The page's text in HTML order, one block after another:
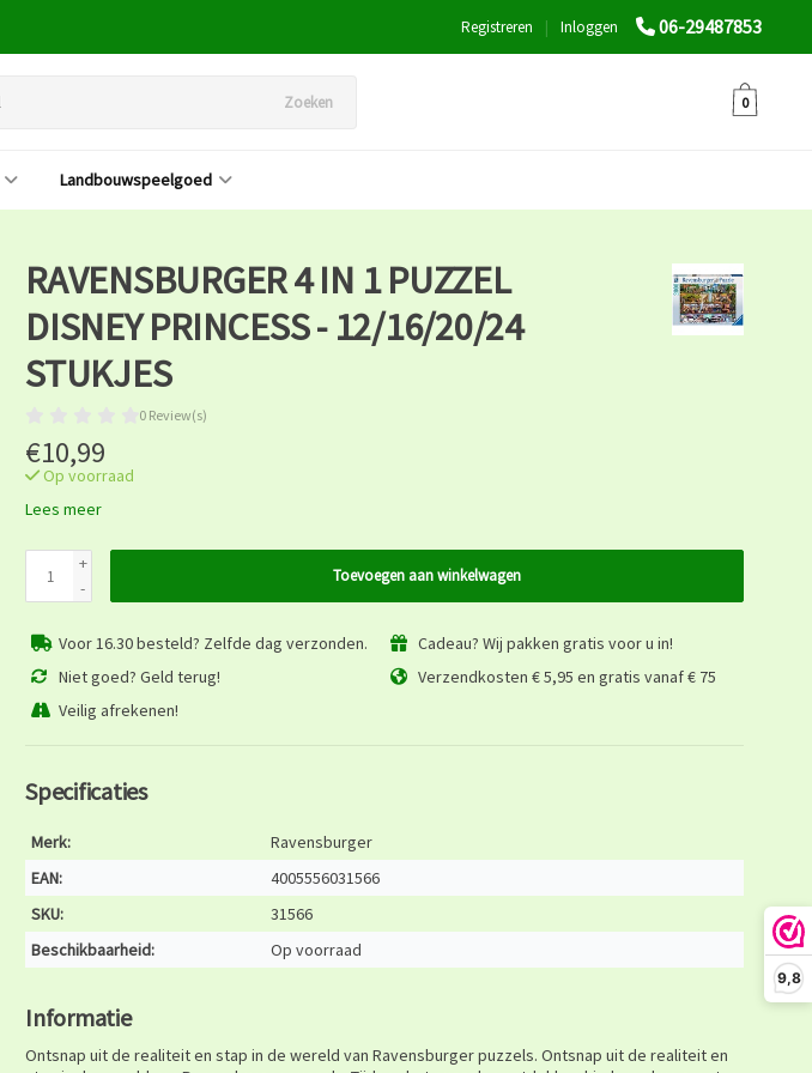
9,8
06-29487853
Inloggen
|
Registreren
Zoeken 0
Landbouwspeelgoed
RAVENSBURGER 4 IN 1 PUZZEL
DISNEY PRINCESS - 12/16/20/24
STUKJES
0 Review(s)
€10,99
Op voorraad
Lees meer
+
-
Toevoegen aan winkelwagen
Voor 16.30 besteld? Zelfde dag verzonden.
Cadeau? Wij pakken gratis voor u in!
Niet goed? Geld terug!
Verzendkosten € 5,95 en gratis vanaf € 75
Veilig afrekenen!
Specificaties
Merk:
Ravensburger
EAN:
4005556031566
SKU:
31566
Beschikbaarheid:
Op voorraad
Informatie
Ontsnap uit de realiteit en stap in de wereld van Ravensburger puzzels. Ontsnap uit de realiteit en